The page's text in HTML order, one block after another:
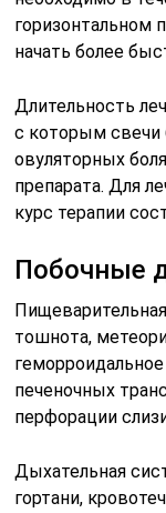
горизонтальном
начать более
Длительность
с которым свечи
овуляторных
препарата. Для
курс терапии
Побочные
тошнота,
печеночных
перфорации
Дыхательная
гортани,